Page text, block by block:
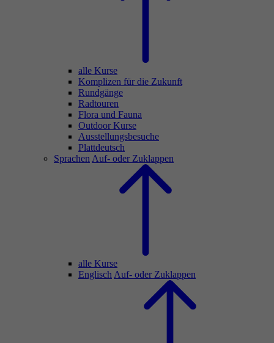
alle Kurse
Komplizen für die Zukunft
Rundgänge
Radtouren
Flora und Fauna
Outdoor Kurse
Ausstellungsbesuche
Plattdeutsch
Sprachen Auf- oder Zuklappen
alle Kurse
Englisch Auf- oder Zuklappen